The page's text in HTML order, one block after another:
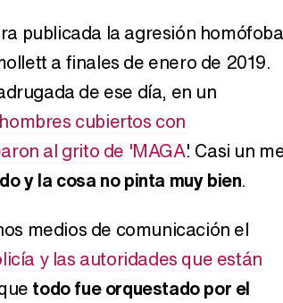
Carlota Corredera y Javier de Hoyos: "La tele tiene que representar al público también y aquí están todos los perfiles posibles&quo;
publicada la agresión
a finales de enero de 2019.
de ese día, en un
cubiertos con
al grito de 'MAGA'. Casi un
y la cosa no pinta muy bien.
medios de comunicación el
y las autoridades que están
todo fue orquestado por el